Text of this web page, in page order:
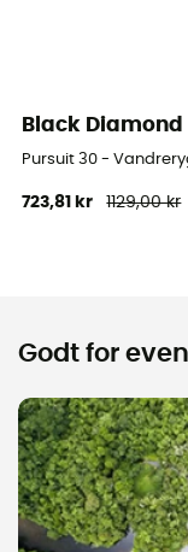
Black Diamond
Pursuit 30 -
723,81 kr 1129,00 kr
Godt for